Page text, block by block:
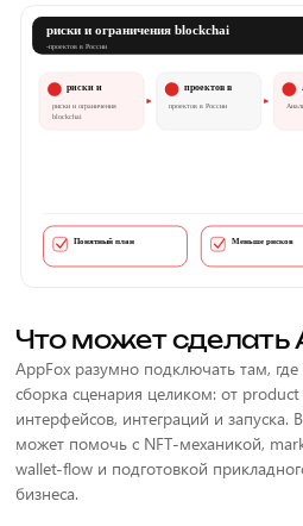
Что может сделать
AppFox разумно подключать там,
сборка сценария целиком: от
интерфейсов, интеграций и запуска.
может помочь с NFT-механикой,
wallet-flow и подготовкой
бизнеса.